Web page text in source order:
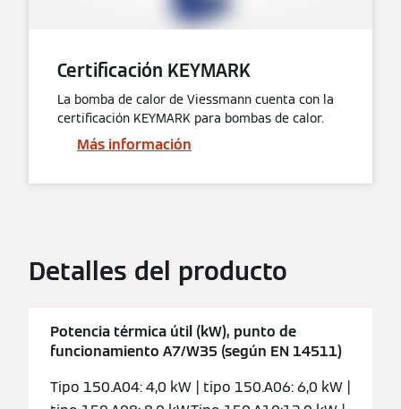
Certificación KEYMARK
La bomba de calor de Viessmann cuenta con la
certificación KEYMARK para bombas de calor.
Más información
Detalles del producto
Potencia térmica útil (kW), punto de
funcionamiento A7/W35 (según EN 14511)
Tipo 150.A04: 4,0 kW | tipo 150.A06: 6,0 kW |